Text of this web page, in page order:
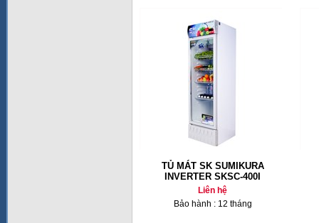
TỦ MÁT SK SUMIKURA
INVERTER SKSC-400I
Liên hệ
Bảo hành : 12 tháng